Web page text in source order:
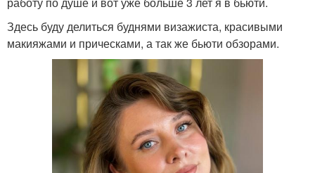
Здесь буду делиться буднями визажиста, красивыми
макияжами и прическами, а так же бьюти обзорами.